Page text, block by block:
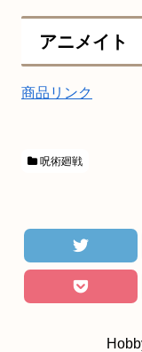
アニメイト
商品リンク
呪術廻戦